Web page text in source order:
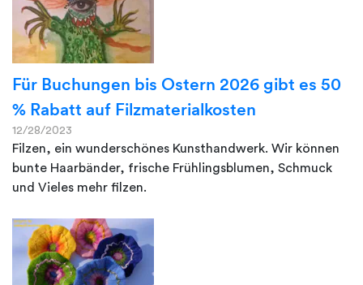
Für Buchungen bis Ostern 2026 gibt es 50
% Rabatt auf Filzmaterialkosten
12/28/2023
Filzen, ein wunderschönes Kunsthandwerk. Wir können
bunte Haarbänder, frische Frühlingsblumen, Schmuck
und Vieles mehr filzen.